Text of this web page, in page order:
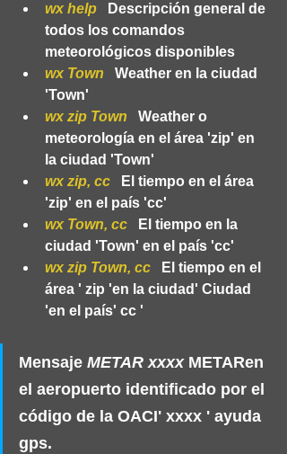
wx help
   Descripción general de
todos los comandos
meteorológicos disponibles
wx Town
   Weather en la ciudad
'Town'
wx zip Town
   Weather
o
meteorología en el área 'zip' en
la ciudad 'Town'
wx zip, cc
   El tiempo en el área
'zip' en el país 'cc'
wx Town, cc
   El tiempo en la
ciudad 'Town' en el país 'cc'
wx zip Town, cc
   El tiempo en el
área ' zip 'en la ciudad' Ciudad
'en el país' cc '
Mensaje METAR xxxx METARen
el aeropuerto identificado por el
código de la OACI' xxxx ' ayuda
gps.